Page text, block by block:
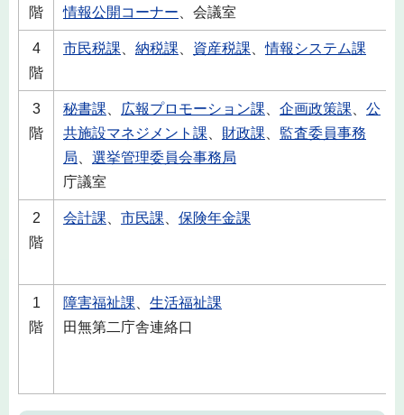
階
情報公開コーナー 、会議室
4
階
市民税課 納税課 資産税課 、情報システム課
3
階
秘書課 広報プロモーション課 企画政策課
公
共施設マネジメント課
財政課
監査委員事務
局
選挙管理委員会事務局
庁議室
2
階
会計課 市民課 保険年金課
1
階
障害福祉課
生活福祉課
田無第二庁舎連絡口